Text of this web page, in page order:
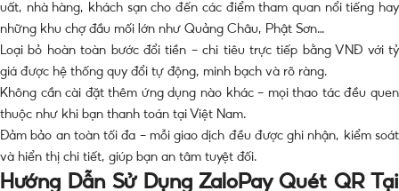
uất, nhà hàng, khách sạn cho đến các điểm tham quan nổi tiếng hay
những khu chợ đầu mối lớn như Quảng Châu, Phật Sơn…
Loại bỏ hoàn toàn bước đổi tiền – chi tiêu trực tiếp bằng VNĐ với tỷ
giá được hệ thống quy đổi tự động, minh bạch và rõ ràng.
Không cần cài đặt thêm ứng dụng nào khác – mọi thao tác đều quen
thuộc như khi bạn thanh toán tại Việt Nam.
Đảm bảo an toàn tối đa – mỗi giao dịch đều được ghi nhận, kiểm soát
và hiển thị chi tiết, giúp bạn an tâm tuyệt đối.
Hướng Dẫn Sử Dụng ZaloPay Quét QR Tại